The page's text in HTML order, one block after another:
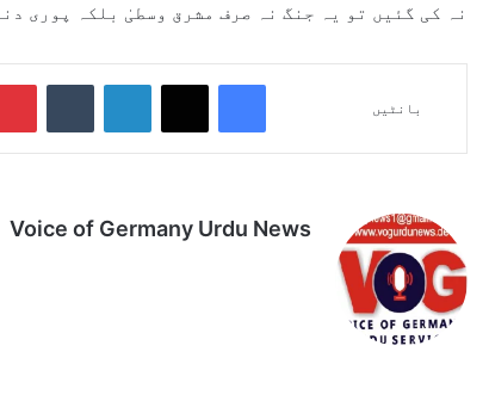
نہ کی گئیں تو یہ جنگ نہ صرف مشرق وسطیٰ بلکہ پوری
بانٹیں
X
LinkedIn
Voice of Germany Urdu News